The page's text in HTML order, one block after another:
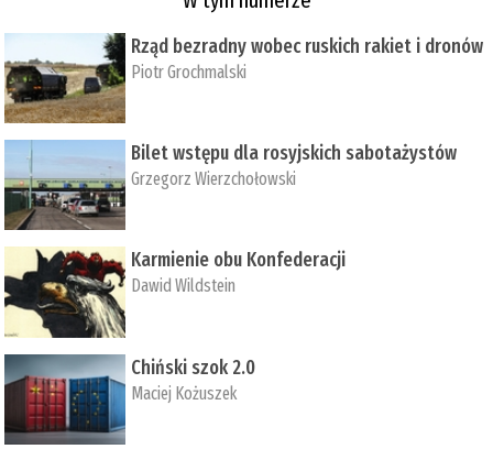
Rząd bezradny wobec ruskich rakiet i dronów
Piotr Grochmalski
Bilet wstępu dla rosyjskich sabotażystów
Grzegorz Wierzchołowski
Karmienie obu Konfederacji
Dawid Wildstein
Chiński szok 2.0
Maciej Kożuszek